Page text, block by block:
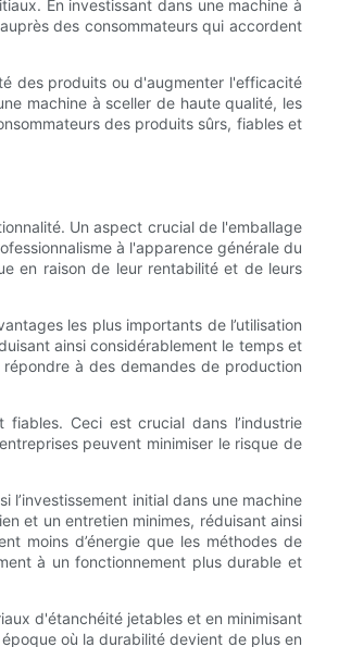
En investissant dans une machine à
des consommateurs qui accordent
des produits ou d'augmenter l'efficacité
machine à sceller de haute qualité, les
des produits sûrs, fiables et
Un aspect crucial de l'emballage
à l'apparence générale du
en raison de leur rentabilité et de leurs
les plus importants de l’utilisation
ainsi considérablement le temps et
à des demandes de production
Ceci est crucial dans l’industrie
peuvent minimiser le risque de
initial dans une machine
et un entretien minimes, réduisant ainsi
moins d’énergie que les méthodes de
à un fonctionnement plus durable et
d'étanchéité jetables et en minimisant
où la durabilité devient de plus en